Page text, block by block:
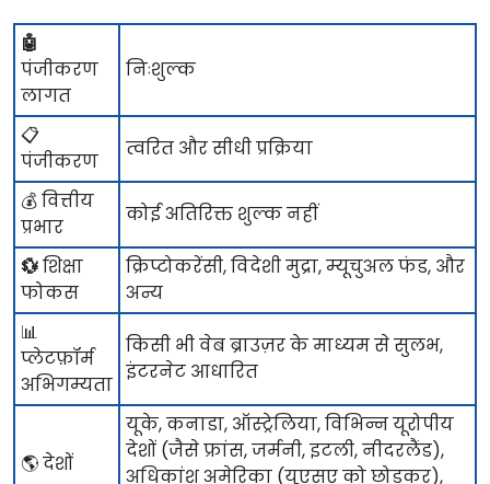
🤖
पंजीकरण
लागत
निःशुल्क
📋
पंजीकरण
त्वरित और सीधी प्रक्रिया
💰 वित्तीय
प्रभार
कोई अतिरिक्त शुल्क नहीं
💱शिक्षा
फोकस
क्रिप्टोकरेंसी, विदेशी मुद्रा, म्यूचुअल फंड, और
अन्य
📊
प्लेटफ़ॉर्म
अभिगम्यता
किसी भी वेब ब्राउज़र के माध्यम से सुलभ,
इंटरनेट आधारित
🌎 देशों
यूके, कनाडा, ऑस्ट्रेलिया, विभिन्न यूरोपीय
देशों (जैसे फ्रांस, जर्मनी, इटली, नीदरलैंड),
अधिकांश अमेरिका (यूएसए को छोड़कर),